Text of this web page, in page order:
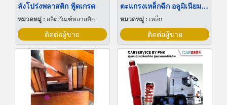
ลังโปร่งพลาสติก ฟู้ดเกรด
หมวดหมู่ : ผลิตภัณฑ์พลาสติก
ติดต่อผู้ขาย
ตะแกรงเหล็กฉีก อลูมิเนียมฉีก
หมวดหมู่ : เหล็ก
ติดต่อผู้ขาย